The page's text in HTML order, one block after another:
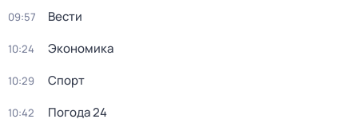
09:57 Вести
10:24 Экономика
10:29 Спорт
10:42 Погода 24